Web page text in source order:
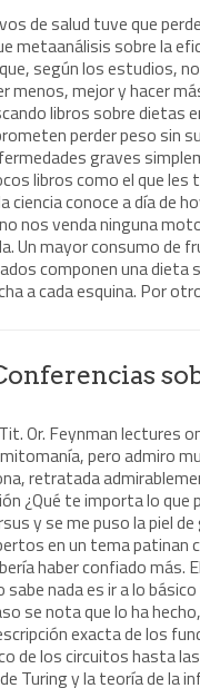
de salud tuve que
metaanálisis sobre la
según los estudios,
mejor y hacer
libros sobre dietas
perder peso sin
graves
libros como el que les
ciencia conoce a día de
nos venda ninguna
Un mayor consumo de
componen una dieta
a cada esquina. Por
Or. Feynman lectures
pero admiro
retratada
¿Qué te importa lo que
y se me puso la piel
en un tema patinan
haber confiado más.
nada es ir a lo
se nota que lo ha
exacta de los
de los circuitos hasta
Turing y la teoría de la